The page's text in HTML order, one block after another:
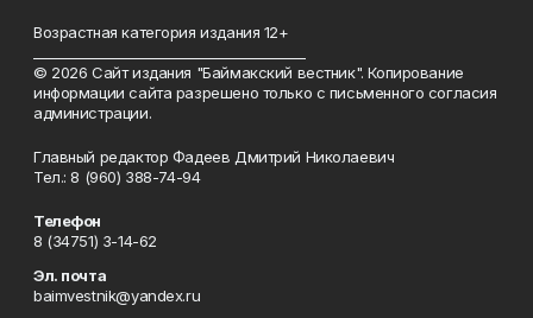
Возрастная категория издания 12+
© 2026 Сайт издания "Баймакский вестник". Копирование
информации сайта разрешено только с письменного согласия
администрации.
Главный редактор Фадеев Дмитрий Николаевич
Тел.: 8 (960) 388-74-94
Телефон
8 (34751) 3-14-62
Эл. почта
baimvestnik@yandex.ru